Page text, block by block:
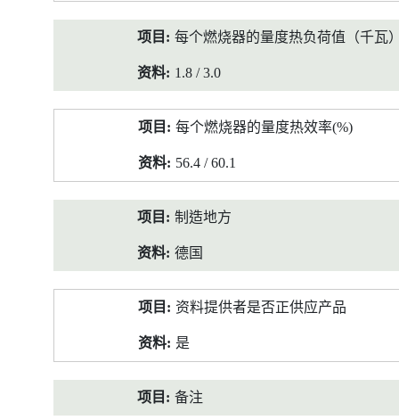
每个燃烧器的量度热负荷值（千瓦
1.8 / 3.0
每个燃烧器的量度热效率(%)
56.4 / 60.1
制造地方
德国
资料提供者是否正供应产品
是
备注